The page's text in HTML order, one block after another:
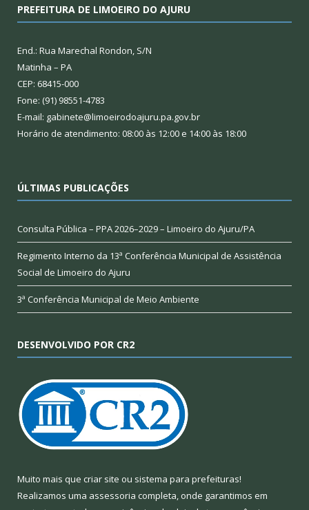
PREFEITURA DE LIMOEIRO DO AJURU
End.: Rua Marechal Rondon, S/N
Matinha – PA
CEP: 68415-000
Fone: (91) 98551-4783
E-mail: gabinete@limoeirodoajuru.pa.gov.br
Horário de atendimento: 08:00 às 12:00 e 14:00 às 18:00
ÚLTIMAS PUBLICAÇÕES
Consulta Pública – PPA 2026–2029 – Limoeiro do Ajuru/PA
Regimento Interno da 13ª Conferência Municipal de Assistência
Social de Limoeiro do Ajuru
3ª Conferência Municipal de Meio Ambiente
DESENVOLVIDO POR CR2
Muito mais que criar site ou sistema para prefeituras!
Realizamos uma assessoria completa, onde garantimos em